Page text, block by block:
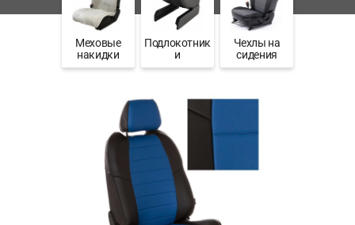
Меховые
накидки
Подлокотник
и
Чехлы на
сидения